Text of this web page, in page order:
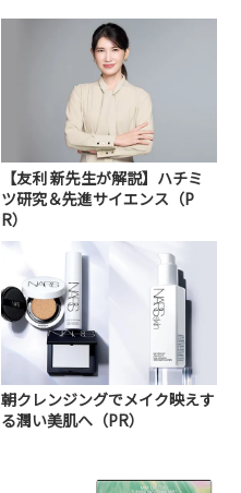
【友利 新先生が解説】ハチミ
ツ研究＆先進サイエンス（P
R）
朝クレンジングでメイク映えす
る潤い美肌へ（PR）